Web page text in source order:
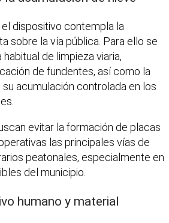
el dispositivo contempla la
sobre la vía pública. Para ello se
de limpieza viaria,
de fundentes, así como la
acumulación controlada en los
evitar la formación de placas
las principales vías de
peatonales, especialmente en
del municipio.
humano y material